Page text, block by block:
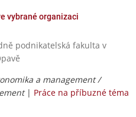
vybrané organizaci
podnikatelská fakulta v
a management /
| Práce na příbuzné téma